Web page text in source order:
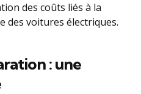
des coûts liés à la
des voitures électriques.
: une